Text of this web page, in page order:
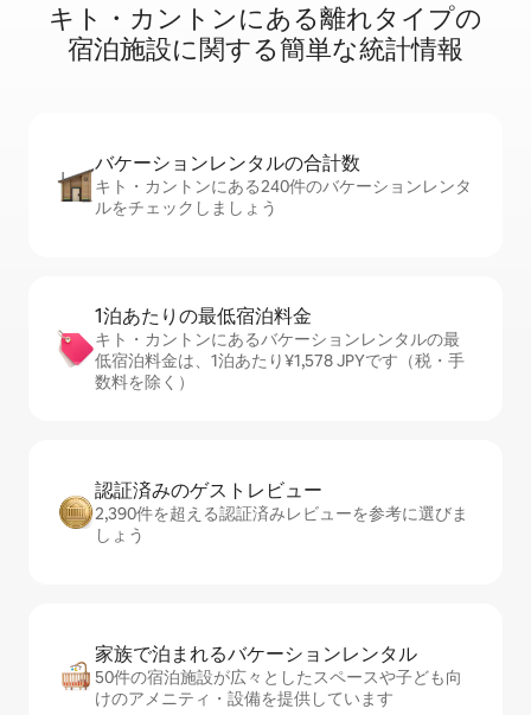
キト・カントンに⁠あ⁠る離⁠れ⁠タ⁠イ⁠プ⁠の
宿⁠泊⁠施⁠設⁠に関⁠す⁠る簡⁠単⁠な統⁠計⁠情⁠報
バケーションレ⁠ン⁠タ⁠ル⁠の合⁠計⁠数
キト・カントンにある240件のバケーションレンタ
ルをチェックしましょう
1泊あたりの最⁠低⁠宿⁠泊⁠料⁠金
キト・カントンにあるバケーションレンタルの最
低宿泊料金は、1泊あたり¥1,578 JPYです（税・手
数料を除く）
認証済みのゲ⁠ス⁠ト⁠レ⁠ビ⁠ュ⁠ー
2,390件を超える認証済みレビューを参考に選びま
しょう
家族で泊まれるバ⁠ケ⁠ー⁠シ⁠ョ⁠ンレ⁠ン⁠タ⁠ル
50件の宿泊施設が広々としたスペースや子ども向
けのアメニティ・設備を提供しています